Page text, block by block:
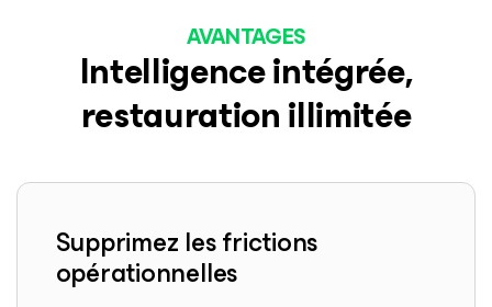
AVANTAGES
Intelligence intégrée,
restauration illimitée
Supprimez les frictions
opérationnelles